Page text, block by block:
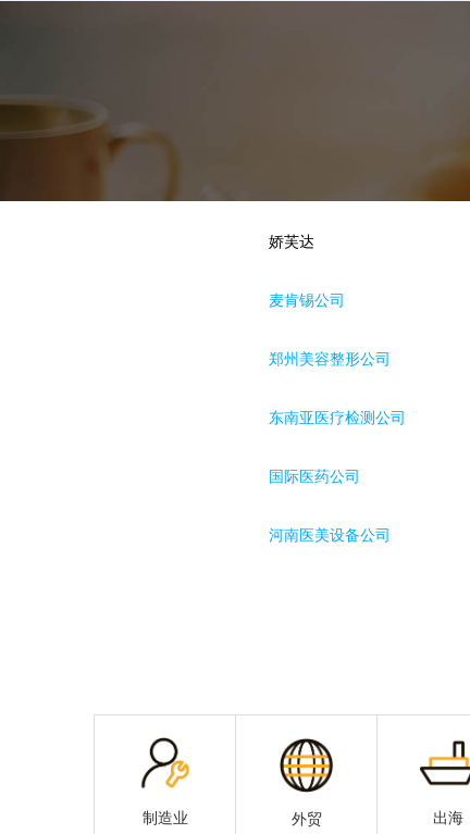
娇芙达
麦肯锡公司
郑州美容整形公司
东南亚医疗检测公司
国际医药公司
河南医美设备公司
制造业 外贸 出海